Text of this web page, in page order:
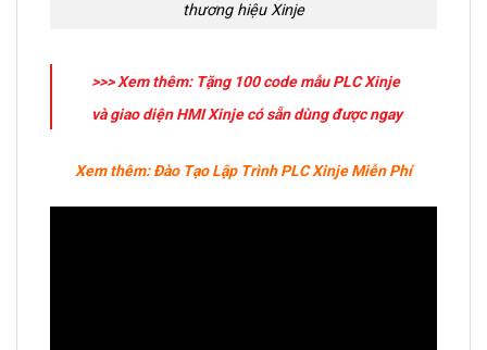
thương hiệu Xinje
>>> Xem thêm: Tặng 100 code mẫu PLC Xinje
và giao diện HMI Xinje có sẵn dùng được ngay
Xem thêm: Đào Tạo Lập Trình PLC Xinje Miễn Phí